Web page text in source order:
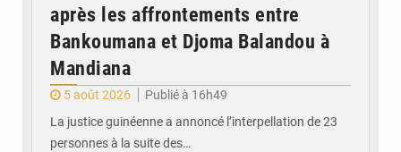
après les affrontements entre
Bankoumana et Djoma Balandou à
Mandiana
5 août 2026
Publié à 16h49
La justice guinéenne a annoncé l’interpellation de 23
personnes à la suite des…